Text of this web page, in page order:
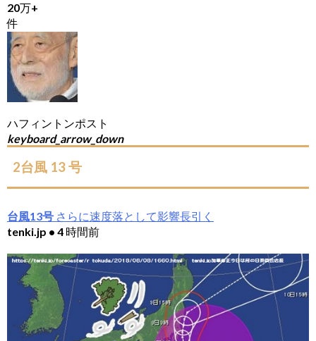
20万+
件
ハフィントンポスト
keyboard_arrow_down
2台風 13 号
台風13号 さらに速度落として影響長引く
tenki.jp • 4 時間前